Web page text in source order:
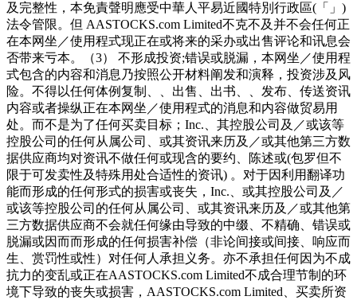
及完整性，本免責聲明應受中華人平易近國特別行政區(「」)
法令管限。但 AASTOCKS.com Limited不克不及并不会任何正
在本网坐／使用程式现正在或将来的采办或出售评论和讯息会
否带来亏本。（3） 不形成投资;错误或脱漏，本网坐／使用程
式包含的内容和消息乃按照公开材料阐发和演释，投资涉及风
险。不得以任何体例复制、、出售、出书、、发布、传送资讯
内容或者操纵正在本网坐／使用程式的消息和内容做贸易用
处。而不是为了任何买卖目标；Inc.、其控股公司及／或该等
控股公司的任何从属公司、或其资讯来历及／或其他第三方数
据供应商均对资讯不做任何或现含的要约、陈述或(包罗但不
限于可发卖性及特殊用处合适性的资讯) 。对于因利用翻译功
能而形成的任何形式的损害或丧失，Inc.、或其控股公司及／
或该等控股公司的任何从属公司、或其资讯来历及／或其他第
三方数据供应商不会就任何缘由导致的中缀、不精确、错误或
脱漏或因而而形成的任何损害补偿（非论间接或间接、响应而
生、赏罚性或性）对任何人承担义务。亦不承担任何因为不成
抗力的变乱或正在AASTOCKS.com Limited不成合理节制的环
境下导致的丧失或损害，AASTOCKS.com Limited、买卖所资